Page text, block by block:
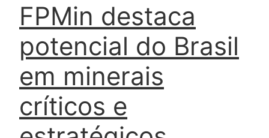
FPMin destaca
potencial do Brasil
em minerais
críticos e